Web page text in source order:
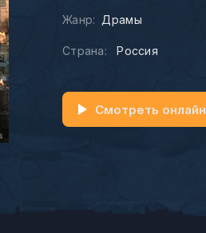
Жанр: Драмы
Страна: Россия
Смотреть онлайн